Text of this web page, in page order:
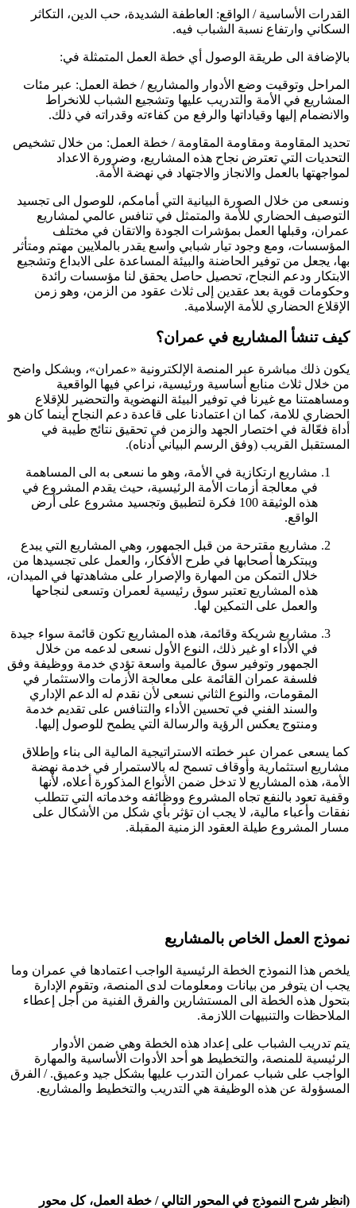
القدرات الأساسية / الواقع: العاطفة الشديدة، حب الدين، التكاثر
السكاني وارتفاع نسبة الشباب فيه.
بالإضافة الى طريقة الوصول أي خطة العمل المتمثلة في:
المراحل وتوقيت وضع الأدوار والمشاريع / خطة العمل: عبر مئات
المشاريع في الأمة والتدريب عليها وتشجيع الشباب للانخراط
والانضمام إليها وقياداتها والرفع من كفاءته وقدراته في ذلك.
تحديد المقاومة ومقاومة المقاومة / خطة العمل: من خلال تشخيص
التحديات التي تعترض نجاح هذه المشاريع، وضرورة الاعداد
لمواجهتها بالعمل والانجاز والاجتهاد في نهضة الأمة.
ونسعى من خلال الصورة البيانية التي أمامكم، للوصول الى تجسيد
التوصيف الحضاري للأمة والمتمثل في تنافس عالمي لمشاريع
عمران، وقبلها العمل بمؤشرات الجودة والاتقان في مختلف
المؤسسات، ومع وجود تيار شبابي واسع يقدر بالملايين مهتم ومتأثر
بها، يجعل من توفير الحاضنة والبيئة المساعدة على الابداع وتشجيع
الابتكار ودعم النجاح، تحصيل حاصل يحقق لنا مؤسسات رائدة
وحكومات قوية بعد عقدين إلى ثلاث عقود من الزمن، وهو زمن
الإقلاع الحضاري للأمة الإسلامية.
كيف تنشأ المشاريع في عمران؟
يكون ذلك مباشرة عبر المنصة الإلكترونية «عمران»، وبشكل واضح
من خلال ثلاث منابع أساسية ورئيسية، نراعي فيها الواقعية
ومساهمتنا مع غيرنا في توفير البيئة النهضوية والتحضير للإقلاع
الحضاري للامة، كما ان اعتمادنا على قاعدة دعم النجاح أينما كان هو
أداة فعّالة في اختصار الجهد والزمن في تحقيق نتائج طيبة في
المستقبل القريب (وفق الرسم البياني أدناه).
مشاريع ارتكازية في الأمة، وهو ما نسعى به الى المساهمة
في معالجة أزمات الأمة الرئيسية، حيث يقدم المشروع في
هذه الوثيقة 100 فكرة لتطبيق وتجسيد مشروع على أرض
الواقع.
مشاريع مقترحة من قبل الجمهور، وهي المشاريع التي يبدع
ويبتكرها أصحابها في طرح الأفكار، والعمل على تجسيدها من
خلال التمكن من المهارة والإصرار على مشاهدتها في الميدان،
هذه المشاريع تعتبر سوق رئيسية لعمران وتسعى لنجاحها
والعمل على التمكين لها.
مشاريع شريكة وقائمة، هذه المشاريع تكون قائمة سواء جيدة
في الأداء او غير ذلك، النوع الأول نسعى لدعمه من خلال
الجمهور وتوفير سوق عالمية واسعة تؤدي خدمة ووظيفة وفق
فلسفة عمران القائمة على معالجة الأزمات والاستثمار في
المقومات، والنوع الثاني نسعى لأن نقدم له الدعم الإداري
والسند الفني في تحسين الأداء والتنافس على تقديم خدمة
ومنتوج يعكس الرؤية والرسالة التي يطمح للوصول إليها.
كما يسعى عمران عبر خطته الاستراتيجية المالية الى بناء وإطلاق
مشاريع استثمارية وأوقاف تسمح له بالاستمرار في خدمة نهضة
الأمة، هذه المشاريع لا تدخل ضمن الأنواع المذكورة أعلاه، لأنها
وقفية تعود بالنفع تجاه المشروع ووظائفه وخدماته التي تتطلب
نفقات وأعباء مالية، لا يجب ان تؤثر بأي شكل من الأشكال على
مسار المشروع طيلة العقود الزمنية المقبلة.
نموذج العمل الخاص بالمشاريع
يلخص هذا النموذج الخطة الرئيسية الواجب اعتمادها في عمران وما
يجب ان يتوفر من بيانات ومعلومات لدى المنصة، وتقوم الإدارة
بتحول هذه الخطة الى المستشارين والفرق الفنية من أجل إعطاء
الملاحظات والتنبيهات اللازمة.
يتم تدريب الشباب على إعداد هذه الخطة وهي ضمن الأدوار
الرئيسية للمنصة، والتخطيط هو أحد الأدوات الأساسية والمهارة
الواجب على شباب عمران التدرب عليها بشكل جيد وعميق. / الفرق
المسؤولة عن هذه الوظيفة هي التدريب والتخطيط والمشاريع.
(انظر شرح النموذج في المحور التالي / خطة العمل، كل محور